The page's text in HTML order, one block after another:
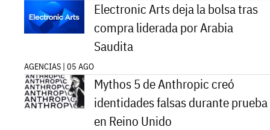
Electronic Arts deja la bolsa tras
compra liderada por Arabia
Saudita
AGENCIAS | 05 AGO
Mythos 5 de Anthropic creó
identidades falsas durante prueba
en Reino Unido